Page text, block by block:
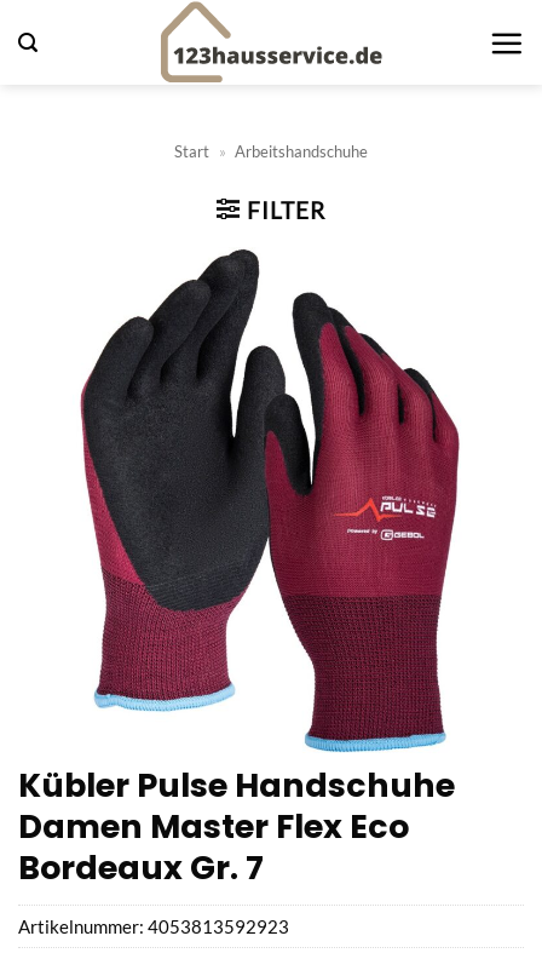
Inhalt
Start » Arbeitshandschuhe
FILTER
Kübler Pulse Handschuhe
Damen Master Flex Eco
Bordeaux Gr. 7
Artikelnummer: 4053813592923